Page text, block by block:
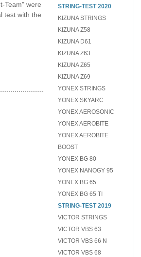
Team" were
test with the
STRING-TEST 2020
KIZUNA STRINGS
KIZUNA Z58
KIZUNA D61
KIZUNA Z63
KIZUNA Z65
KIZUNA Z69
YONEX STRINGS
YONEX SKYARC
YONEX AEROSONIC
YONEX AEROBITE
YONEX AEROBITE
BOOST
YONEX BG 80
YONEX NANOGY 95
YONEX BG 65
YONEX BG 65 TI
STRING-TEST 2019
VICTOR STRINGS
VICTOR VBS 63
VICTOR VBS 66 N
VICTOR VBS 68